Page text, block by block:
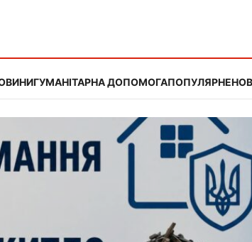
ГУМАНІТАРНА ДОПОМОГАПОПУЛЯРНЕ